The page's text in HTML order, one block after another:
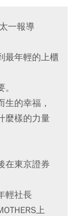
一報導
最年輕的上櫃
的幸福，
麼樣的力量
在東京證券
輕社長
上